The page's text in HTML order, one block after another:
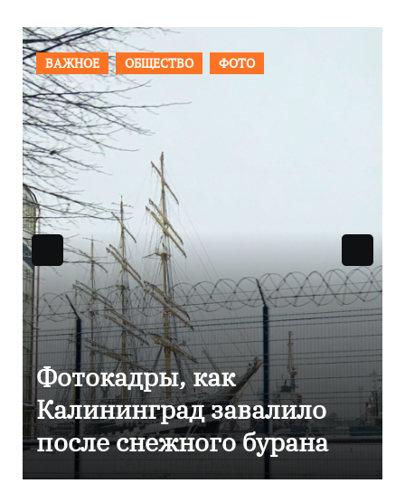
ПРОИСШЕСТВИЯ
Фоторепортаж как
Калининграде
эвакуировали ТЦ
сообщения о